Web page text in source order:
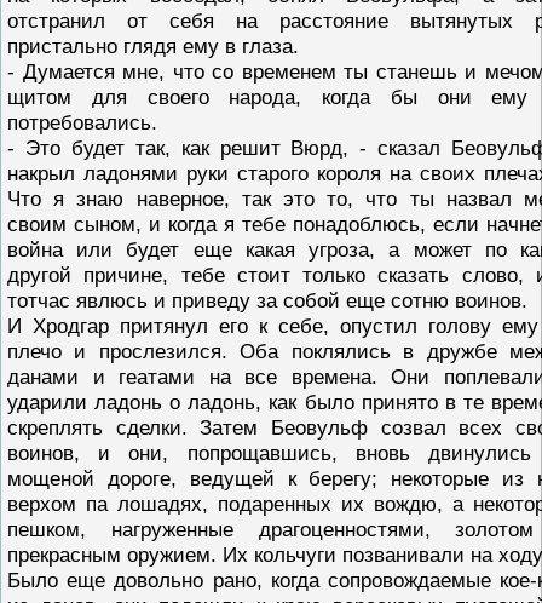
отстранил от себя на расстояние вытянутых
пристально глядя ему в глаза.
- Думается мне, что со временем ты станешь и
щитом для своего народа, когда бы они ему
потребовались.
- Это будет так, как решит Вюрд, - сказал
накрыл ладонями руки старого короля на своих
Что я знаю наверное, так это то, что ты назвал
своим сыном, и когда я тебе понадоблюсь, если
война или будет еще какая угроза, а может по
другой причине, тебе стоит только сказать слово,
тотчас явлюсь и приведу за собой еще сотню воинов.
И Хродгар притянул его к себе, опустил голову
плечо и прослезился. Оба поклялись в дружбе
данами и геатами на все времена. Они
ударили ладонь о ладонь, как было принято в те
скреплять сделки. Затем Беовульф созвал всех
воинов, и они, попрощавшись, вновь
мощеной дороге, ведущей к берегу; некоторые из
верхом па лошадях, подаренных их вождю, а
пешком, нагруженные драгоценностями,
прекрасным оружием. Их кольчуги позванивали на
Было еще довольно рано, когда сопровождаемые кое-